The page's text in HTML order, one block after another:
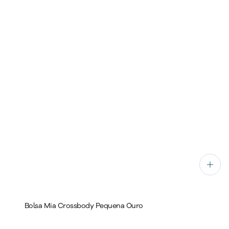
Bolsa Mia Crossbody Pequena Ouro